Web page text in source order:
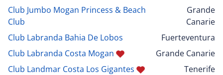
Club Jumbo Mogan Princess & Beach
Club
Grande
Canarie
Club Labranda Bahia De Lobos
Fuerteventura
Club Labranda Costa Mogan
Grande Canarie
Club Landmar Costa Los Gigantes
Tenerife